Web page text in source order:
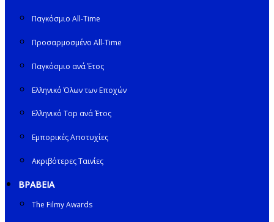
Παγκόσμιο All-Time
Προσαρμοσμένο All-Time
Παγκόσμιο ανά Έτος
Ελληνικό Όλων των Εποχών
Ελληνικό Top ανά Έτος
Εμπορικές Αποτυχίες
Ακριβότερες Ταινίες
ΒΡΑΒΕΙΑ
The Filmy Awards